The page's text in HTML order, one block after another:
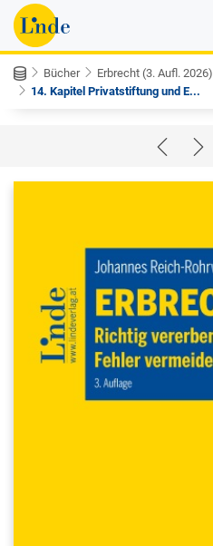
Bücher
Erbrecht (3. Aufl. 2026)
14. Kapitel Privatstiftung und E...